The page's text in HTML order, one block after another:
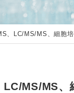
、LC/MS/MS、細胞
MS/MS、